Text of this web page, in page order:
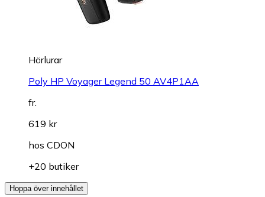
Hörlurar
Poly HP Voyager Legend 50 AV4P1AA
fr.
619 kr
hos CDON
+20 butiker
Hoppa över innehållet